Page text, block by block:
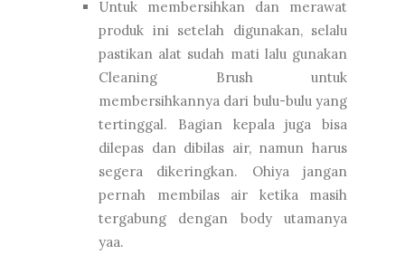
Untuk membersihkan dan merawat
produk ini setelah digunakan, selalu
pastikan alat sudah mati lalu gunakan
Cleaning Brush untuk
membersihkannya dari bulu-bulu yang
tertinggal. Bagian kepala juga bisa
dilepas dan dibilas air, namun harus
segera dikeringkan. Ohiya jangan
pernah membilas air ketika masih
tergabung dengan body utamanya
yaa.